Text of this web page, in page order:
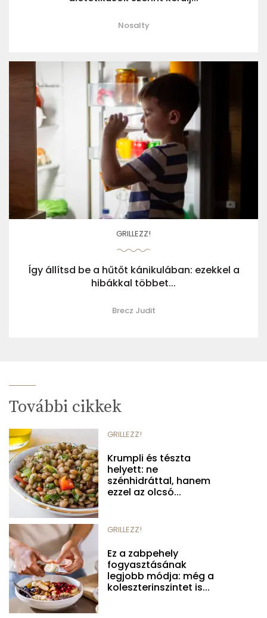
Nosalty
GRILLEZZ!
Így állítsd be a hűtőt kánikulában: ezekkel a
hibákkal többet...
Brecz Judit
További cikkek
GRILLEZZ!
Krumpli és tészta
helyett: ne
szénhidráttal, hanem
ezzel az olcsó...
GRILLEZZ!
Ez a zabpehely
fogyasztásának
legjobb módja: még a
koleszterinszintet is...